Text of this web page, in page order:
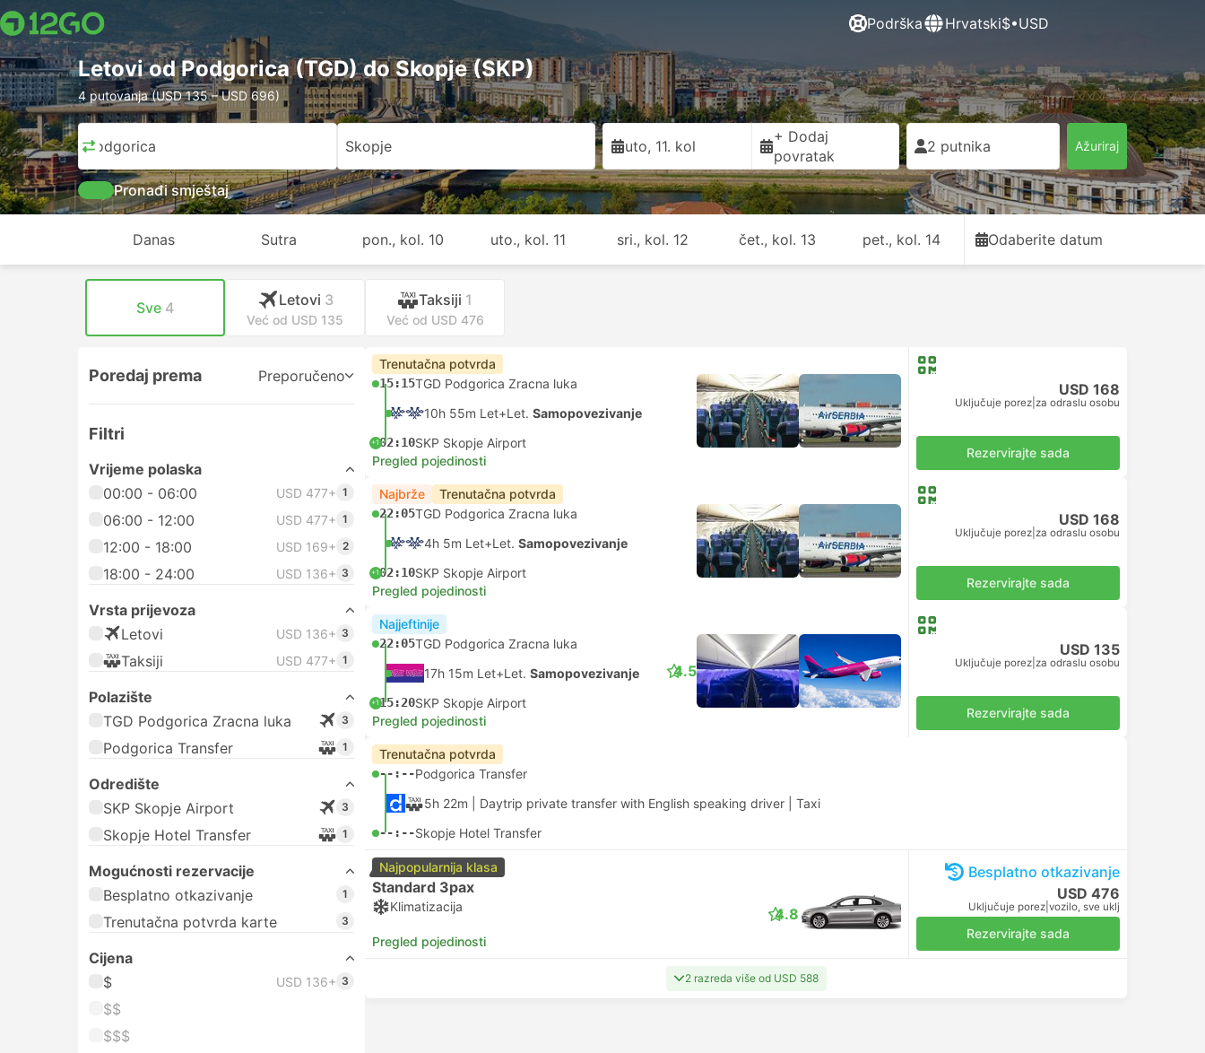
Podrška Hrvatski$•USD
Letovi od Podgorica (TGD) do Skopje (SKP)
4 putovanja (USD 135 – USD 696)
Podgorica Skopje uto, 11. kol
+ Dodaj
povratak
2 putnika Ažuriraj
Pronađi smještaj
Danas Sutra pon., kol. 10 uto., kol. 11 sri., kol. 12 čet., kol. 13 pet., kol. 14 Odaberite datum
Sve 4 Letovi 3
Već od USD 135
Taksiji 1
Već od USD 476
Poredaj prema Preporučeno
Filtri
Vrijeme polaska
00:00 - 06:00
USD 477+ 1
06:00 - 12:00 USD 477+ 1
12:00 - 18:00 USD 169+ 2
18:00 - 24:00 USD 136+ 3
Vrsta prijevoza
Letovi
USD 136+ 3
Taksiji USD 477+ 1
Polazište
TGD Podgorica Zracna luka
3
Podgorica Transfer 1
Odredište
SKP Skopje Airport
3
Skopje Hotel Transfer 1
Mogućnosti rezervacije
Besplatno otkazivanje
1
Trenutačna potvrda karte 3
Cijena
$
USD 136+ 3
$$
$$$
Trenutačna potvrda
15:15TGD Podgorica Zracna luka
10h 55m Let+Let. Samopovezivanje
+102:10SKP Skopje Airport
Pregled pojedinosti
USD 168
Uključuje porez za odraslu osobu
Rezervirajte sada
Najbrže Trenutačna potvrda
22:05TGD Podgorica Zracna luka
4h 5m Let+Let. Samopovezivanje
+102:10SKP Skopje Airport
Pregled pojedinosti
USD 168
Uključuje porez za odraslu osobu
Rezervirajte sada
Najjeftinije
22:05TGD Podgorica Zracna luka
17h 15m Let+Let. Samopovezivanje
+115:20SKP Skopje Airport
4.5
Pregled pojedinosti
USD 135
Uključuje porez za odraslu osobu
Rezervirajte sada
Trenutačna potvrda
--:--Podgorica Transfer
5h 22m | Daytrip private transfer with English speaking driver Taxi
--:--Skopje Hotel Transfer
Najpopularnija klasa
Standard 3pax
Klimatizacija
Pregled pojedinosti
4.8
Besplatno otkazivanje
USD 476
Uključuje porez vozilo, sve uklj
Rezervirajte sada
2 razreda više od USD 588